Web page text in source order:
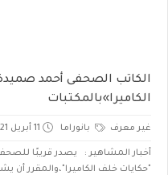
الكاتب الصحفى أحمد
الكاميرا»بالمكتبات
غير معرف بانوراما 11 أبريل 2021
أخبار المشاهير : يصدر قريبًا
"حكايات خلف الكاميرا"،والمقرر أن